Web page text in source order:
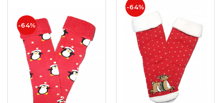
-64%
-64%